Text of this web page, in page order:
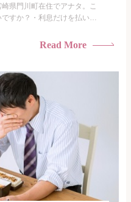
県門川町在住でアナタ。こ
すか？・利息だけを払い続
てで憂鬱になる。・闇金に
Read More